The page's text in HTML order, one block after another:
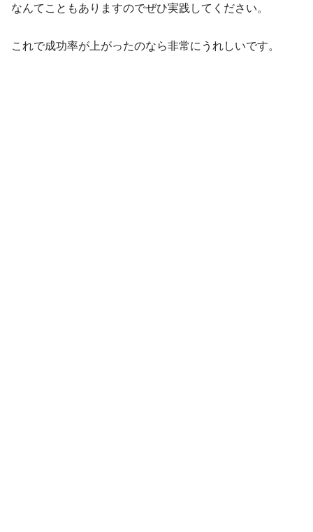
なんてこともありますのでぜひ実践してください。
これで成功率が上がったのなら非常にうれしいです。